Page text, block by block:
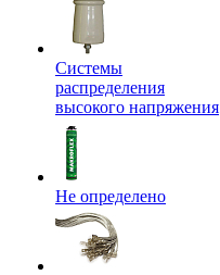
Системы
распределения
высокого напряжения
Не определено